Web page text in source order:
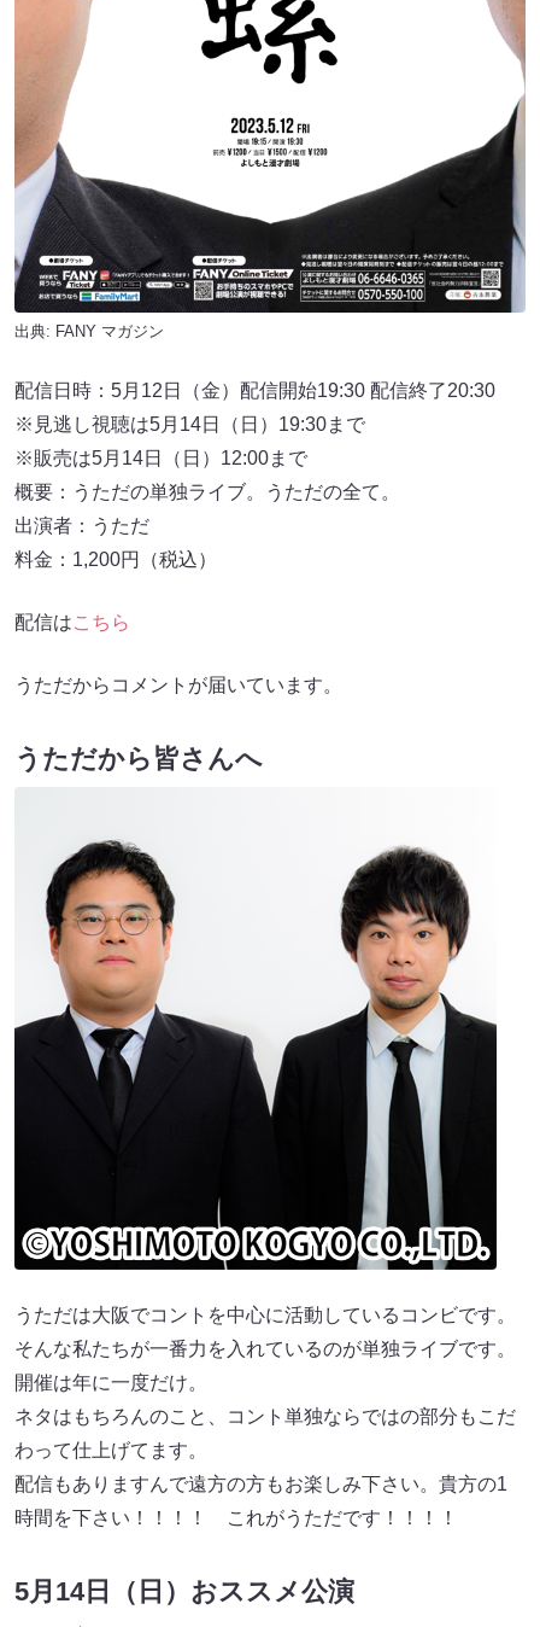
出典: FANY マガジン
配信日時：5月12日（⾦）配信開始19:30 配信終了20:30
※⾒逃し視聴は5月14日（⽇）19:30まで
※販売は5月14日（⽇）12:00まで
概要：うただの単独ライブ。うただの全て。
出演者：うただ
料⾦：1,200円（税込）
配信はこちら
うただからコメントが届いています。
うただから皆さんへ
うただは⼤阪でコントを中⼼に活動しているコンビです。
そんな私たちが⼀番⼒を⼊れているのが単独ライブです。
開催は年に⼀度だけ。
ネタはもちろんのこと、コント単独ならではの部分もこだ
わって仕上げてます。
配信もありますんで遠⽅の⽅もお楽しみ下さい。貴⽅の1
時間を下さい！！！！ これがうただです！！！！
5月14日（日）おススメ公演